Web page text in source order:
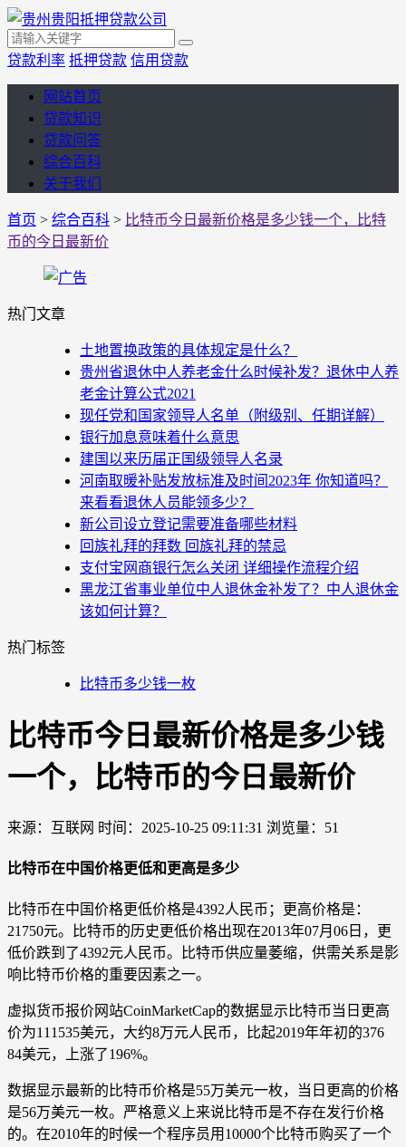
贷款利率 抵押贷款 信用贷款
网站首页
贷款知识
贷款问答
综合百科
关于我们
首页 > 综合百科 > 比特币今日最新价格是多少钱一个，比特
币的今日最新价
热门文章
土地置换政策的具体规定是什么？
贵州省退休中人养老金什么时候补发？退休中人养
老金计算公式2021
现任党和国家领导人名单（附级别、任期详解）
银行加息意味着什么意思
建国以来历届正国级领导人名录
河南取暖补贴发放标准及时间2023年 你知道吗？
来看看退休人员能领多少？
新公司设立登记需要准备哪些材料
回族礼拜的拜数 回族礼拜的禁忌
支付宝网商银行怎么关闭 详细操作流程介绍
黑龙江省事业单位中人退休金补发了？中人退休金
该如何计算？
热门标签
比特币多少钱一枚
比特币今日最新价格是多少钱
一个，比特币的今日最新价
来源：互联网 时间：2025-10-25 09:11:31 浏览量：51
比特币在中国价格更低和更高是多少
比特币在中国价格更低价格是4392人民币；更高价格是：
21750元。比特币的历史更低价格出现在2013年07月06日，更
低价跌到了4392元人民币。比特币供应量萎缩，供需关系是影
响比特币价格的重要因素之一。
虚拟货币报价网站CoinMarketCap的数据显示比特币当日更高
价为111535美元，大约8万元人民币，比起2019年年初的376
84美元，上涨了196%。
数据显示最新的比特币价格是55万美元一枚，当日更高的价格
是56万美元一枚。严格意义上来说比特币是不存在发行价格
的。在2010年的时候一个程序员用10000个比特币购买了一个